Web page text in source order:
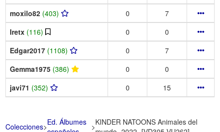
moxilo82 (403) 0
7
Iretx (116) 0
0
Edgar2017 (1108) 0
7
Gemma1975 (386) 0
0
javi71 (352) 0 15
Colecciones>Ed. Álbumes >KINDER NATOONS Animales del